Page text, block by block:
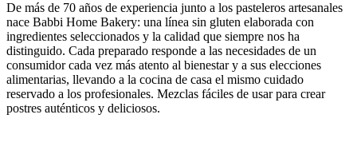
De más de 70 años de experiencia junto a los pasteleros artesanales
nace Babbi Home Bakery: una línea sin gluten elaborada con
ingredientes seleccionados y la calidad que siempre nos ha
distinguido. Cada preparado responde a las necesidades de un
consumidor cada vez más atento al bienestar y a sus elecciones
alimentarias, llevando a la cocina de casa el mismo cuidado
reservado a los profesionales. Mezclas fáciles de usar para crear
postres auténticos y deliciosos.